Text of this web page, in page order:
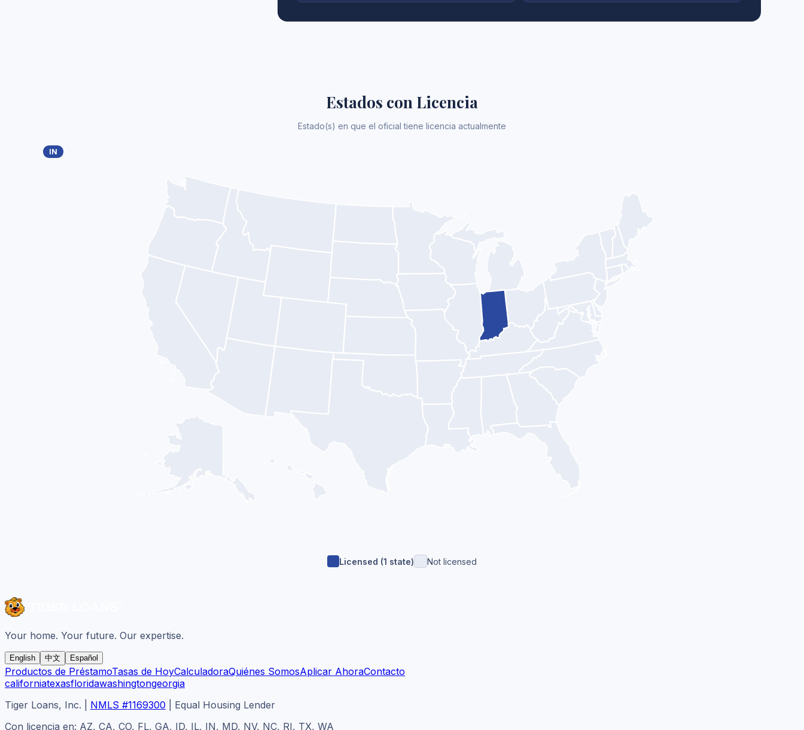
Estados con Licencia
Estado(s) en que el oficial tiene licencia actualmente
IN
Licensed (1 state) Not licensed
Your home. Your future. Our expertise.
English 中文 Español
Productos de PréstamoTasas de HoyCalculadoraQuiénes SomosAplicar AhoraContacto
californiatexasfloridawashingtongeorgia
Tiger Loans, Inc.
NMLS #1169300
Equal Housing Lender
Con licencia en: AZ, CA, CO, FL, GA, ID, IL, IN, MD, NV, NC, RI, TX, WA